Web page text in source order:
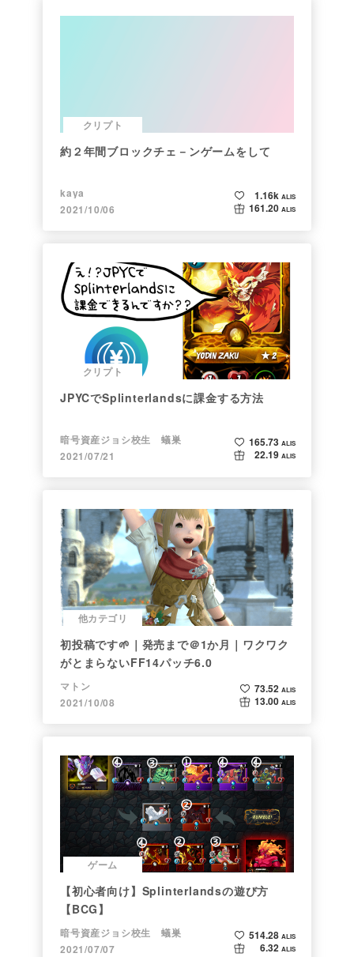
クリプト
約２年間ブロックチェ－ンゲームをして
kaya
2021/10/06
1.16k ALIS
161.20 ALIS
クリプト
JPYCでSplinterlandsに課金する方法
暗号資産ジョシ校生 蟻巣
2021/07/21
165.73 ALIS
22.19 ALIS
他カテゴリ
初投稿です🌱｜発売まで＠1か月｜ワクワク
がとまらないFF14パッチ6.0
マトン
2021/10/08
73.52 ALIS
13.00 ALIS
ゲーム
【初心者向け】Splinterlandsの遊び方
【BCG】
暗号資産ジョシ校生 蟻巣
2021/07/07
514.28 ALIS
6.32 ALIS